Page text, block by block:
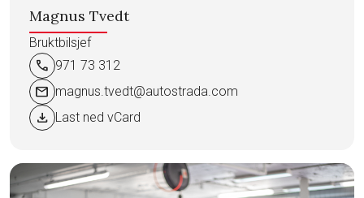
Magnus Tvedt
Bruktbilsjef
call 971 73 312
mail magnus.tvedt@autostrada.com
download Last ned vCard